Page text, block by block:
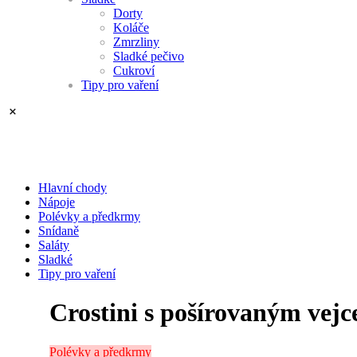
Dorty
Koláče
Zmrzliny
Sladké pečivo
Cukroví
Tipy pro vaření
Hlavní chody
Nápoje
Polévky a předkrmy
Snídaně
Saláty
Sladké
Tipy pro vaření
Crostini s pošírovaným
Polévky a předkrmy